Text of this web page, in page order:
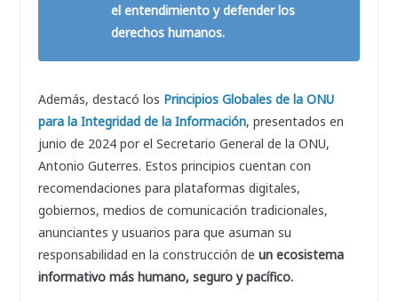
el entendimiento y defender los
derechos humanos.
Además, destacó los Principios Globales de la ONU
para la Integridad de la Información, presentados en
junio de 2024 por el Secretario General de la ONU,
Antonio Guterres. Estos principios cuentan con
recomendaciones para plataformas digitales,
gobiernos, medios de comunicación tradicionales,
anunciantes y usuarios para que asuman su
responsabilidad en la construcción de un ecosistema
informativo más humano, seguro y pacífico.